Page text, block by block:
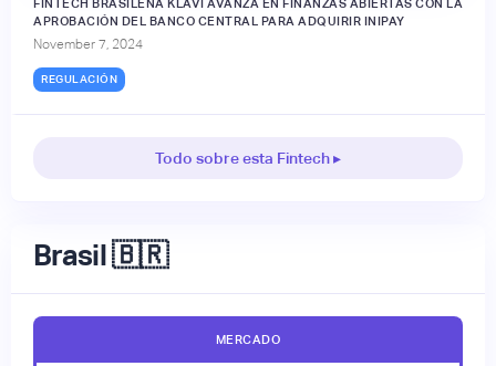
FINTECH BRASILEÑA KLAVI AVANZA EN FINANZAS ABIERTAS CON LA
APROBACIÓN DEL BANCO CENTRAL PARA ADQUIRIR INIPAY
November 7, 2024
REGULACIÓN
Todo sobre esta Fintech ▸
Brasil 🇧🇷
MERCADO